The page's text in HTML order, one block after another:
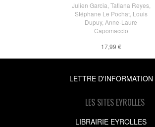
Julien Garcia Tatiana Reyes,
Stéphane Le Pochat, Louis
Dupuy, Anne-Laure
Capomaccio
17,99 €
LETTRE D'INFORMATION
LES SITES EYROLLES
LIBRAIRIE EYROLLES